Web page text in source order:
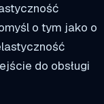
o tym jako o
do obsługi